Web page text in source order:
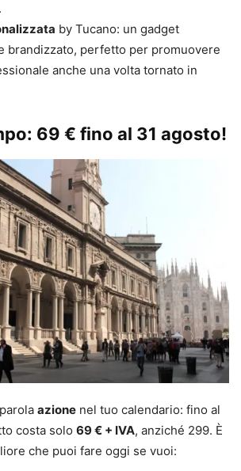
by Tucano: un gadget
brandizzato, perfetto per promuovere
anche una volta tornato in
69 € fino al 31 agosto!
azione nel tuo calendario: fino al
costa solo 69 € + IVA, anziché 299. È
che puoi fare oggi se vuoi: